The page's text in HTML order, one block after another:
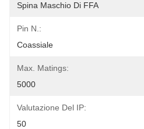
Spina Maschio Di FFA
Pin N.:
Coassiale
Max. Matings:
5000
Valutazione Del IP:
50